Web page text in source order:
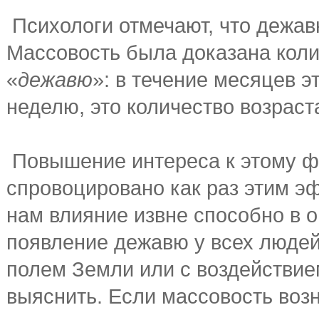
Психологи отмечают, что
Массовость была доказана
«дежавю»: в течение месяцев
неделю, это количество
Повышение интереса к этому
спровоцировано как раз этим
нам влияние извне способно в
появление дежавю у всех
полем Земли или с
выяснить. Если массовость